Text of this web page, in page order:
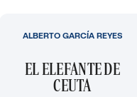
EL ELEFANTE DE
CEUTA
ALBERTO GARCÍA REYES